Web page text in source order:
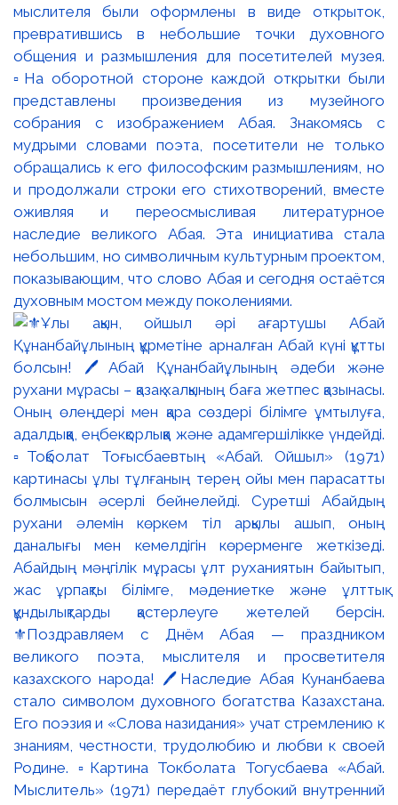
мыслителя были оформлены в виде открыток,
превратившись в небольшие точки духовного
общения и размышления для посетителей музея.
▫️На оборотной стороне каждой открытки были
представлены произведения из музейного
собрания с изображением Абая. Знакомясь с
мудрыми словами поэта, посетители не только
обращались к его философским размышлениям, но
и продолжали строки его стихотворений, вместе
оживляя и переосмысливая литературное
наследие великого Абая. Эта инициатива стала
небольшим, но символичным культурным проектом,
показывающим, что слово Абая и сегодня остаётся
духовным мостом между поколениями.